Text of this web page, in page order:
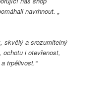
navrhnout. „
skvělý a srozumitelný
ochotu i otevřenost,
trpělivost.“